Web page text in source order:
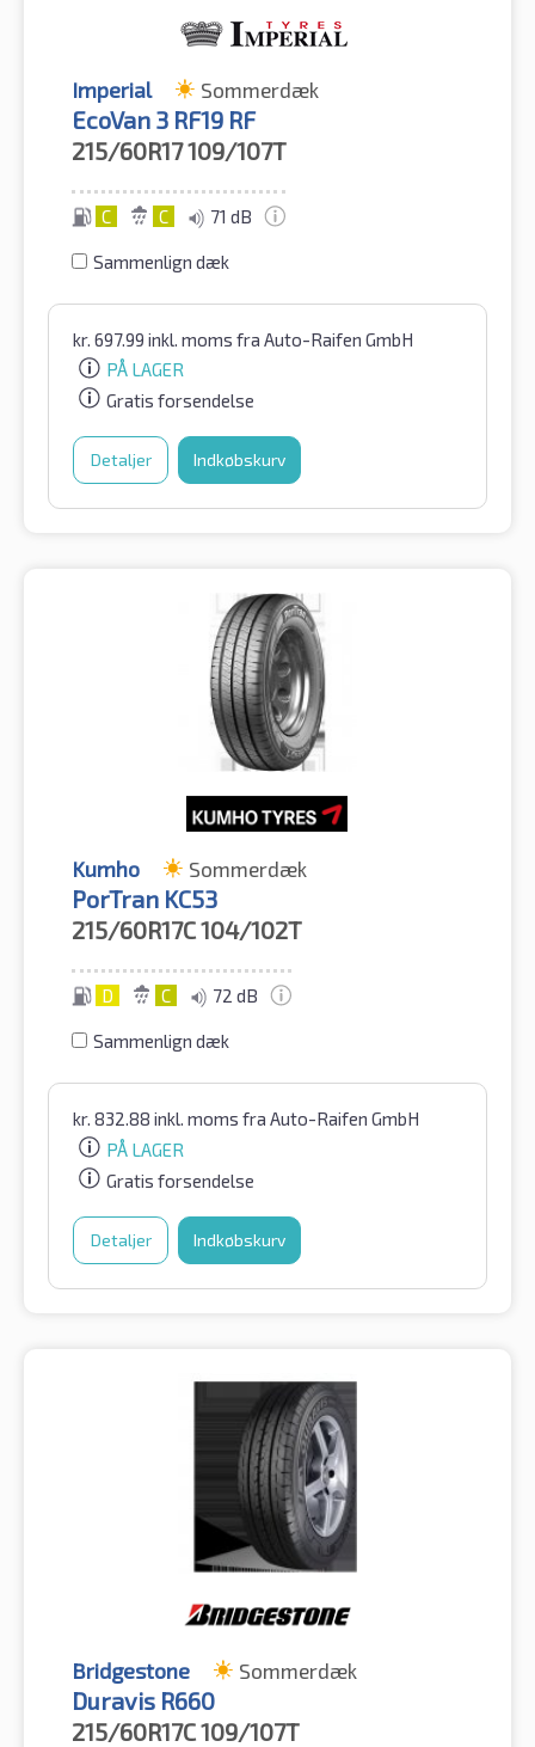
Imperial Sommerdæk
EcoVan 3 RF19 RF
215/60R17109/107T
C C 71 dB
Sammenlign dæk
kr. 697.99 inkl. moms fra Auto-Raifen GmbH
PÅ LAGER
Gratis forsendelse
Detaljer Indkøbskurv
Kumho Sommerdæk
PorTran KC53
215/60R17C104/102T
D C 72 dB
Sammenlign dæk
kr. 832.88 inkl. moms fra Auto-Raifen GmbH
PÅ LAGER
Gratis forsendelse
Detaljer Indkøbskurv
Bridgestone Sommerdæk
Duravis R660
215/60R17C109/107T